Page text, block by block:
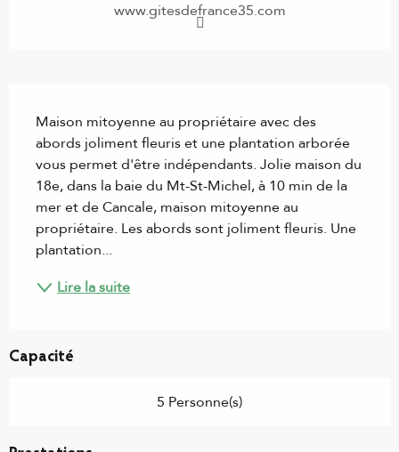
www.gitesdefrance35.com
Maison mitoyenne au propriétaire avec des
abords joliment fleuris et une plantation arborée
vous permet d'être indépendants. Jolie maison du
18e, dans la baie du Mt-St-Michel, à 10 min de la
mer et de Cancale, maison mitoyenne au
propriétaire. Les abords sont joliment fleuris. Une
plantation...
Lire la suite
Capacité
5 Personne(s)